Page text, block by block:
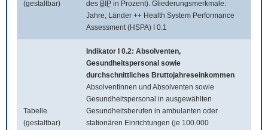
(gestaltbar)
des BIP in Prozent). Gliederungsmerkmale:
Jahre, Länder ++ Health System Performance
Assessment (HSPA) I 0.1
Tabelle
(gestaltbar)
Indikator I 0.2: Absolventen,
Gesundheitspersonal sowie
durchschnittliches Bruttojahreseinkommen
Absolventinnen und Absolventen sowie
Gesundheitspersonal in ausgewählten
Gesundheitsberufen in ambulanten oder
stationären Einrichtungen (je 100.000